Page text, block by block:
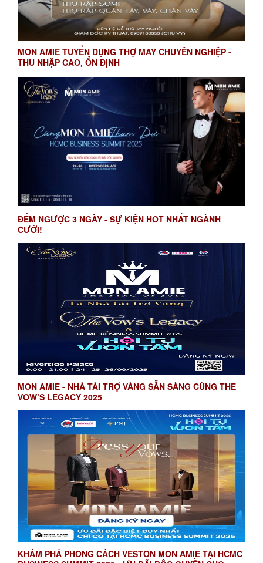
MON AMIE TUYỂN DỤNG THỢ MAY CHUYÊN NGHIỆP -
THU NHẬP CAO, ỔN ĐỊNH
ĐẾM NGƯỢC 3 NGÀY - SỰ KIỆN HOT NHẤT NGÀNH
CƯỚI!
MON AMIE - NHÀ TÀI TRỢ VÀNG SẴN SÀNG CÙNG THE
VOW’S LEGACY 2025
KHÁM PHÁ PHONG CÁCH VESTON MON AMIE TẠI HCMC